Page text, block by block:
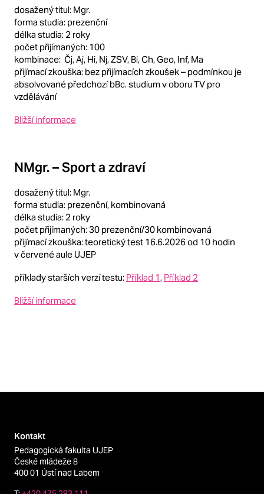
dosažený titul: Mgr.
forma studia: prezenční
délka studia: 2 roky
počet přijímaných: 100
kombinace: Čj, Aj, Hi, Nj, ZSV, Bi, Ch, Geo, Inf, Ma
přijímací zkouška: bez přijímacích zkoušek – podmínkou je
absolvované předchozí bBc. studium v oboru TV pro
vzdělávání
Bližší informace
NMgr. – Sport a zdraví
dosažený titul: Mgr.
forma studia: prezenční, kombinovaná
délka studia: 2 roky
počet přijímaných: 30 prezenční/30 kombinovaná
přijímací zkouška: teoretický test 16.6.2026 od 10 hodin
v červené aule UJEP
příklady starších verzí testu: Příklad 1 , Příklad 2
Bližší informace
Kontakt
Pedagogická fakulta UJEP
České mládeže 8
400 01 Ústí nad Labem